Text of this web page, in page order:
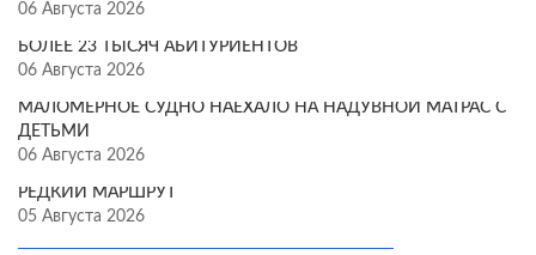
06 Августа 2026
БОЛЕЕ 23 ТЫСЯЧ АБИТУРИЕНТОВ
06 Августа 2026
МАЛОМЕРНОЕ СУДНО НАЕХАЛО НА НАДУВНОЙ МАТРАС С
ДЕТЬМИ
06 Августа 2026
РЕДКИЙ МАРШРУТ
05 Августа 2026